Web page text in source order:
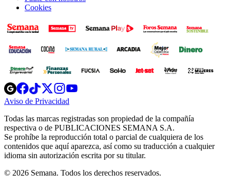
Cookies
Opens
in
new
Opens
in
new
Opens
in
new
window
Opens
new
windowwindow
Aviso de Privacidad
new
window
Todas las marcas registradas son propiedad de la compañía
respectiva o de PUBLICACIONES SEMANA S.A.
Se prohíbe la reproducción total o parcial de cualquiera de los
contenidos que aquí aparezca, así como su traducción a cualquier
idioma sin autorización escrita por su titular.
© 2026 Semana. Todos los derechos reservados.